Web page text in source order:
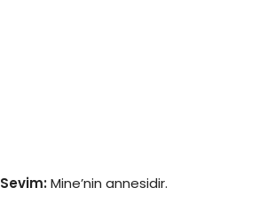
Sevim:Mine’nin annesidir.